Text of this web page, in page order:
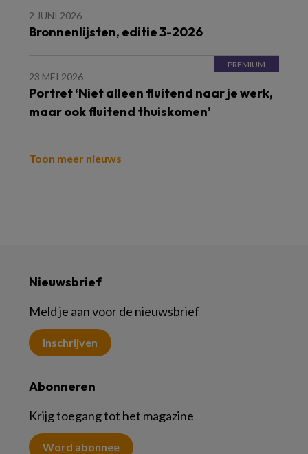
2 JUNI 2026
Bronnenlijsten, editie 3-2026
23 MEI 2026
Portret ‘Niet alleen fluitend naar je werk,
maar ook fluitend thuiskomen’
Toon meer nieuws
Nieuwsbrief
Meld je aan voor de nieuwsbrief
Inschrijven
Abonneren
Krijg toegang tot het magazine
Word abonnee